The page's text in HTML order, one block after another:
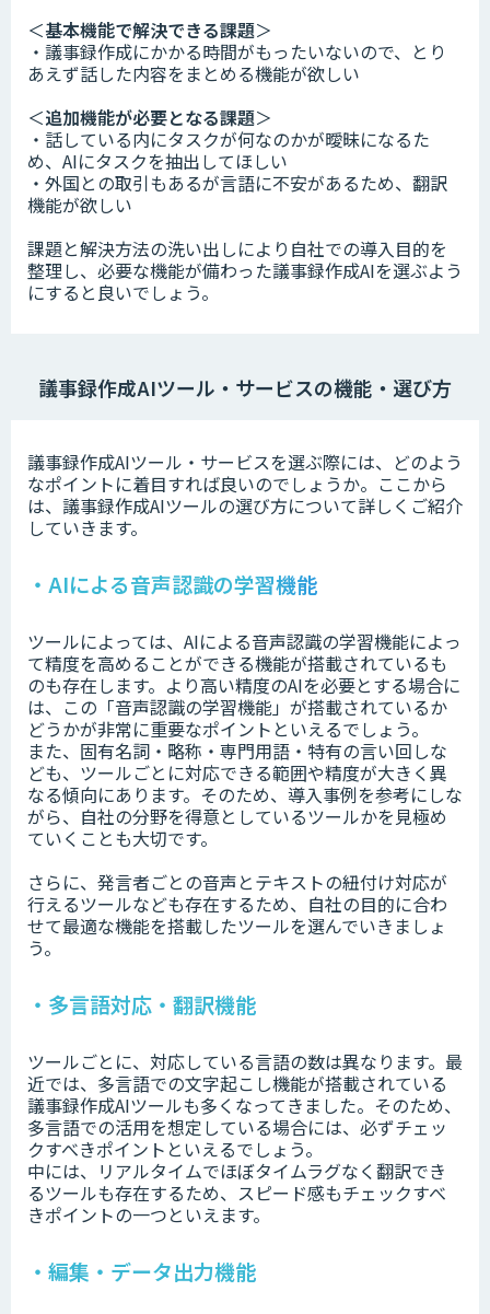
＜基本機能で解決できる課題＞
・議事録作成にかかる時間がもったいないので、とり
あえず話した内容をまとめる機能が欲しい
＜追加機能が必要となる課題＞
・話している内にタスクが何なのかが曖昧になるた
め、AIにタスクを抽出してほしい
・外国との取引もあるが言語に不安があるため、翻訳
機能が欲しい
課題と解決方法の洗い出しにより自社での導入目的を
整理し、必要な機能が備わった議事録作成AIを選ぶよう
にすると良いでしょう。
議事録作成AIツール・サービスの機能・選び方
議事録作成AIツール・サービスを選ぶ際には、どのよう
なポイントに着目すれば良いのでしょうか。ここから
は、議事録作成AIツールの選び方について詳しくご紹介
していきます。
・AIによる音声認識の学習機能
ツールによっては、AIによる音声認識の学習機能によっ
て精度を高めることができる機能が搭載されているも
のも存在します。より高い精度のAIを必要とする場合に
は、この「音声認識の学習機能」が搭載されているか
どうかが非常に重要なポイントといえるでしょう。
また、固有名詞・略称・専門用語・特有の言い回しな
ども、ツールごとに対応できる範囲や精度が大きく異
なる傾向にあります。そのため、導入事例を参考にしな
がら、自社の分野を得意としているツールかを見極め
ていくことも大切です。
さらに、発言者ごとの音声とテキストの紐付け対応が
行えるツールなども存在するため、自社の目的に合わ
せて最適な機能を搭載したツールを選んでいきましょ
う。
・多言語対応・翻訳機能
ツールごとに、対応している言語の数は異なります。最
近では、多言語での文字起こし機能が搭載されている
議事録作成AIツールも多くなってきました。そのため、
多言語での活用を想定している場合には、必ずチェッ
クすべきポイントといえるでしょう。
中には、リアルタイムでほぼタイムラグなく翻訳でき
るツールも存在するため、スピード感もチェックすべ
きポイントの一つといえます。
・編集・データ出力機能